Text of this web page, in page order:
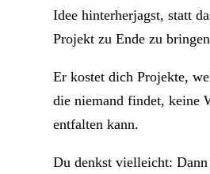
Idee hinterherjagst, statt
Projekt zu Ende zu
Er kostet dich Projekte,
die niemand findet, keine
entfalten kann.
Du denkst vielleicht: